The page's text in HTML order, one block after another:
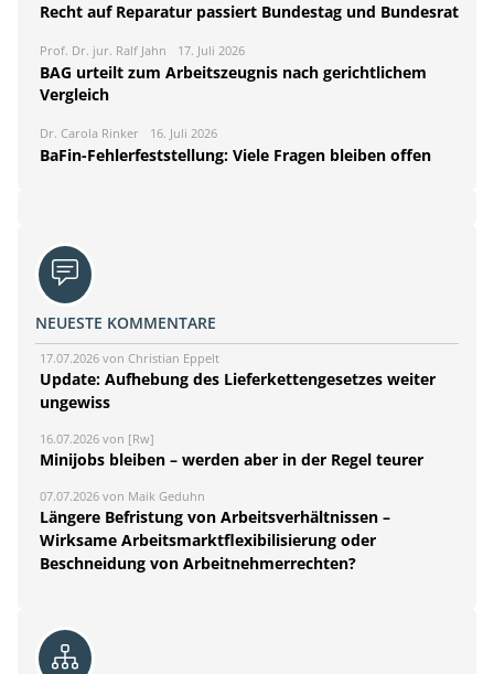
Recht auf Reparatur passiert Bundestag und Bundesrat
Prof. Dr. jur. Ralf Jahn 17. Juli 2026
BAG urteilt zum Arbeitszeugnis nach gerichtlichem
Vergleich
Dr. Carola Rinker 16. Juli 2026
BaFin-Fehlerfeststellung: Viele Fragen bleiben offen
NEUESTE KOMMENTARE
17.07.2026 von Christian Eppelt
Update: Aufhebung des Lieferkettengesetzes weiter
ungewiss
16.07.2026 von [Rw]
Minijobs bleiben – werden aber in der Regel teurer
07.07.2026 von Maik Geduhn
Längere Befristung von Arbeitsverhältnissen –
Wirksame Arbeitsmarktflexibilisierung oder
Beschneidung von Arbeitnehmerrechten?